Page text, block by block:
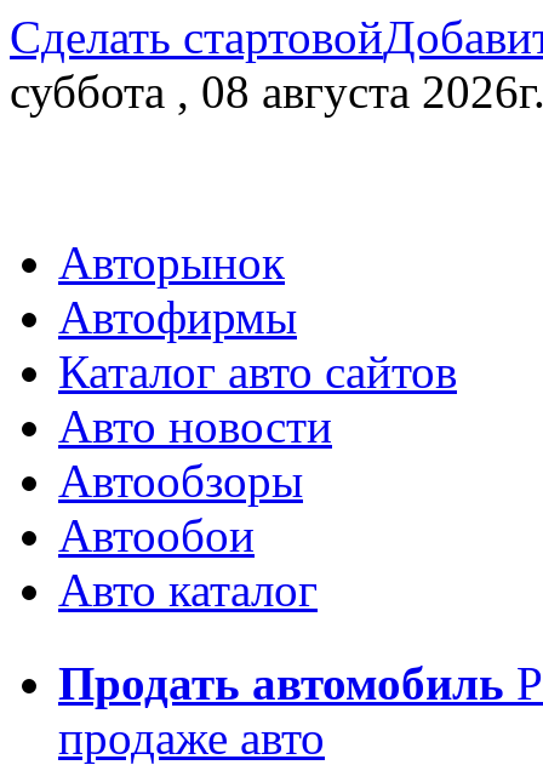
Сделать стартовой
суббота , 08 августа
Авторынок
Автофирмы
Каталог авто сайтов
Авто новости
Автообзоры
Автообои
Авто каталог
Продать автомобиль
продаже авто